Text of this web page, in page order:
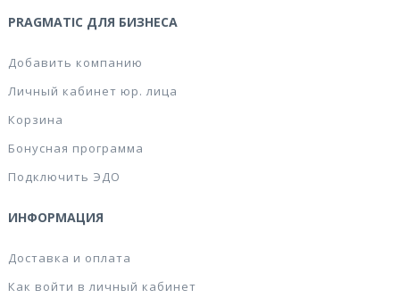
PRAGMATIC ДЛЯ БИЗНЕСА
Добавить компанию
Личный кабинет юр. лица
Корзина
Бонусная программа
Подключить ЭДО
ИНФОРМАЦИЯ
Доставка и оплата
Как войти в личный кабинет